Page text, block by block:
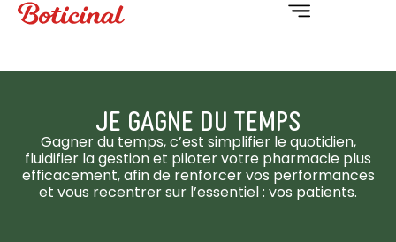
JE GAGNE DU TEMPS
Gagner du temps, c’est simplifier le quotidien,
fluidifier la gestion et piloter votre pharmacie plus
efficacement, afin de renforcer vos performances
et vous recentrer sur l’essentiel : vos patients.